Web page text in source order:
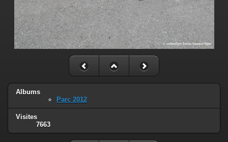
Albums
Parc 2012
Visites
7663